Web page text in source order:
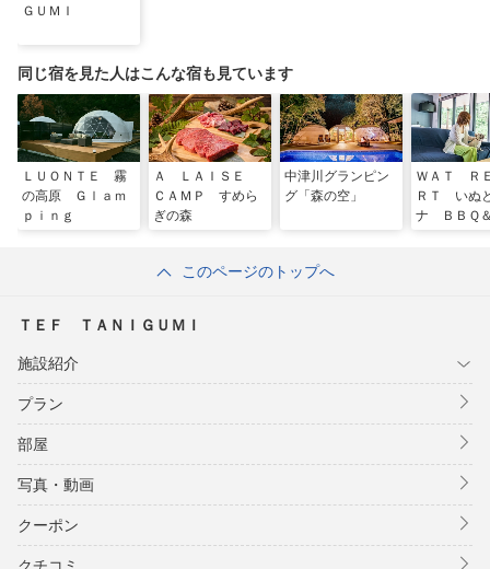
ＧＵＭＩ
同じ宿を見た人はこんな宿も見ています
ＬＵＯＮＴＥ 霧
の高原 Ｇｌａｍ
ｐｉｎｇ
Ａ ＬＡＩＳＥ
ＣＡＭＰ すめら
ぎの森
中津川グランピン
グ「森の空」
ＷＡＴ Ｒ
ＲＴ いぬ
ナ ＢＢＱ
このページのトップへ
ＴＥＦ ＴＡＮＩＧＵＭＩ
施設紹介
プラン
部屋
写真・動画
クーポン